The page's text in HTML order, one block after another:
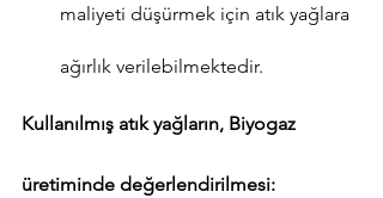
maliyeti düşürmek için atık yağlara
ağırlık verilebilmektedir.
Kullanılmış atık yağların, Biyogaz
üretiminde değerlendirilmesi: